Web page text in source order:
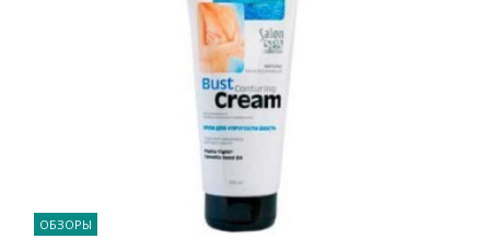
ОБЗОРЫ